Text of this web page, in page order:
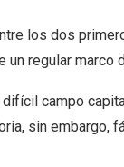
los dos
un regular marco
campo
sin